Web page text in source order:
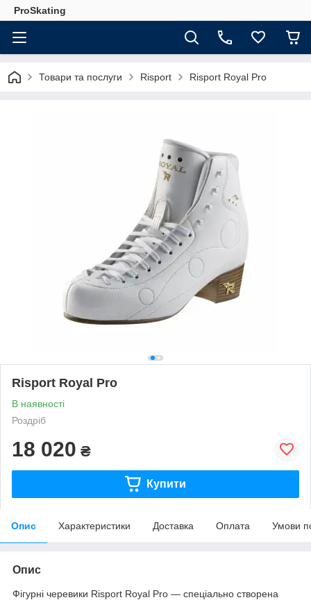
ProSkating
Товари та послуги Risport Risport Royal Pro
Risport Royal Pro
В наявності
Роздріб
18 020 ₴
Купити
Опис Характеристики Доставка Оплата Умови
Опис
Фігурні черевики Risport Royal Pro — спеціально створена